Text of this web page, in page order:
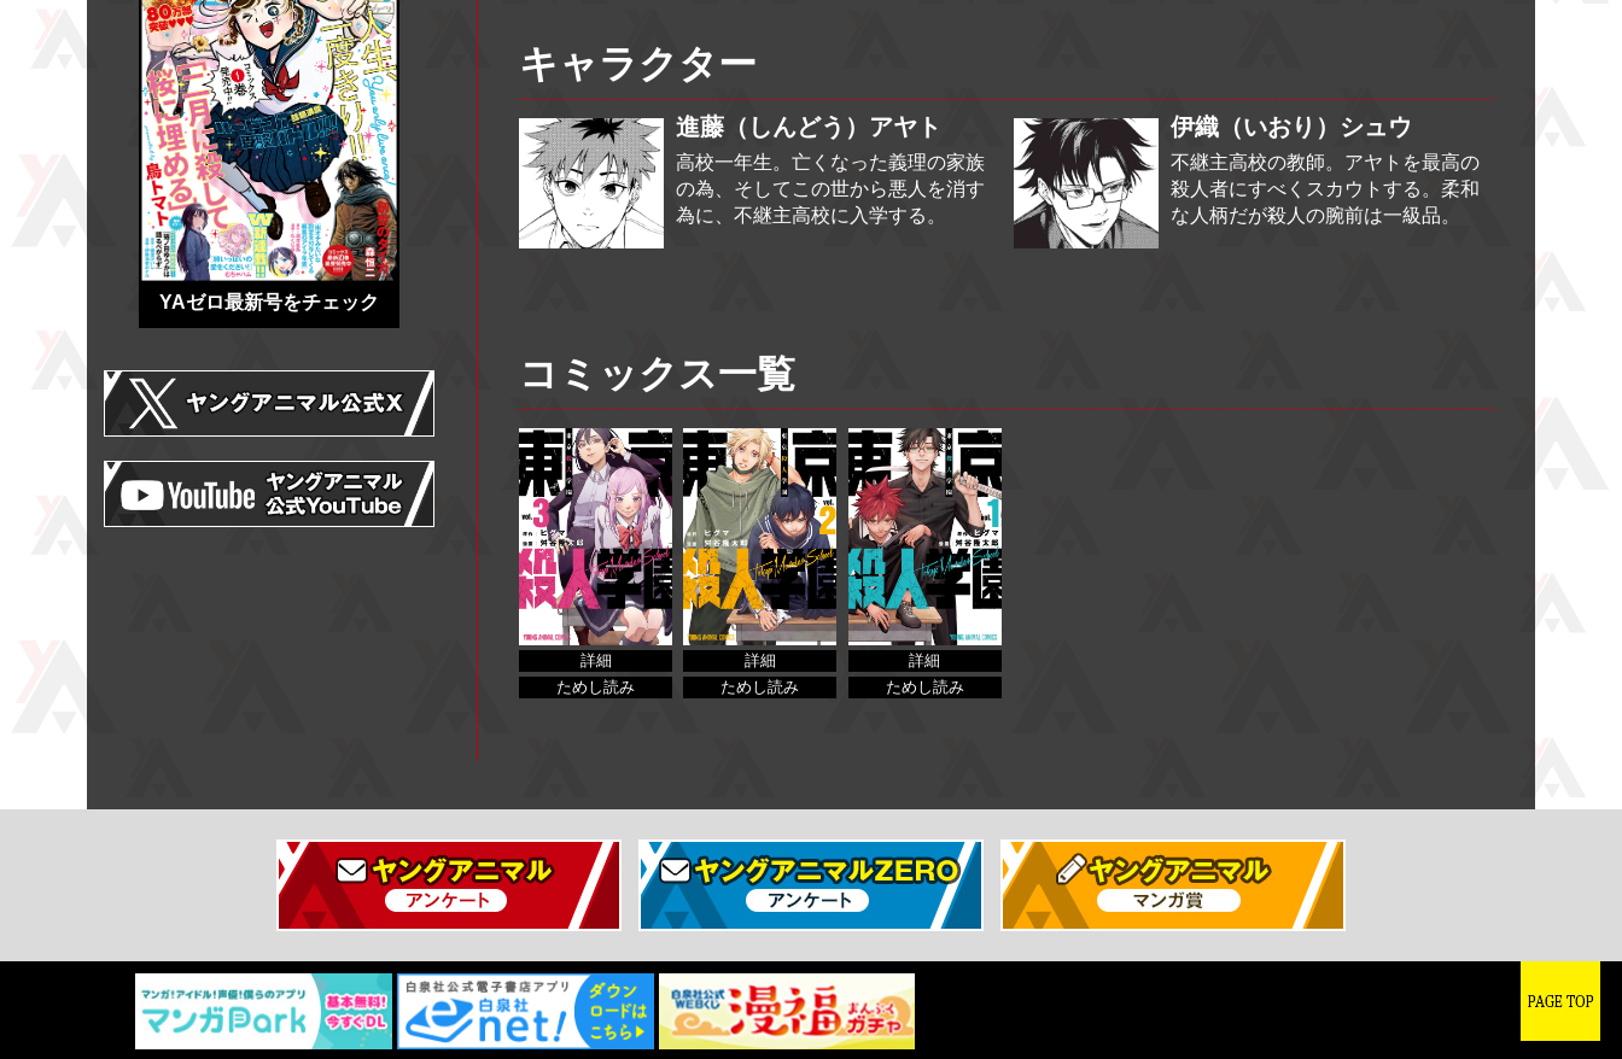
YAゼロ最新号をチェック
キャラクター
進藤（しんどう）アヤト
高校一年生。亡くなった義理の家族
の為、そしてこの世から悪人を消す
為に、不継主高校に入学する。
伊織（いおり）シュウ
不継主高校の教師。アヤトを最高の
殺人者にすべくスカウトする。柔和
な人柄だが殺人の腕前は一級品。
コミックス一覧
詳細
ためし読み
詳細
ためし読み
詳細
ためし読み